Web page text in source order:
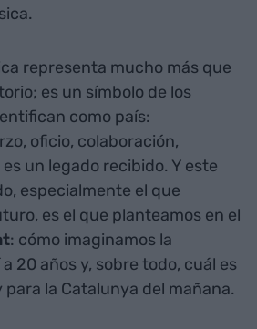
representa mucho más que
es un símbolo de los
como país:
oficio, colaboración,
un legado recibido. Y este
especialmente el que
es el que planteamos en el
: cómo imaginamos la
20 años y, sobre todo, cuál es
la Catalunya del mañana.